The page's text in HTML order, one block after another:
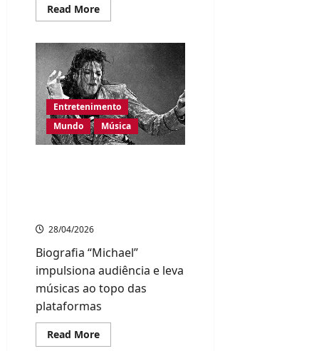
Read MoreRead
more
Matsudaira
dança
“Matsuken
Samba
II”
a
15
metros
de
altura
e
Entretenimento
Mundo
Música
28/04/2026
Biografia “Michael”
impulsiona audiência e leva
músicas ao topo das
plataformas
Read MoreRead
more